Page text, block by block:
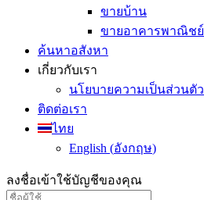
ขายบ้าน
ขายอาคารพาณิชย์
ค้นหาอสังหา
เกี่ยวกับเรา
นโยบายความเป็นส่วนตัว
ติดต่อเรา
ไทย
English (อังกฤษ)
ลงชื่อเข้าใช้บัญชีของคุณ